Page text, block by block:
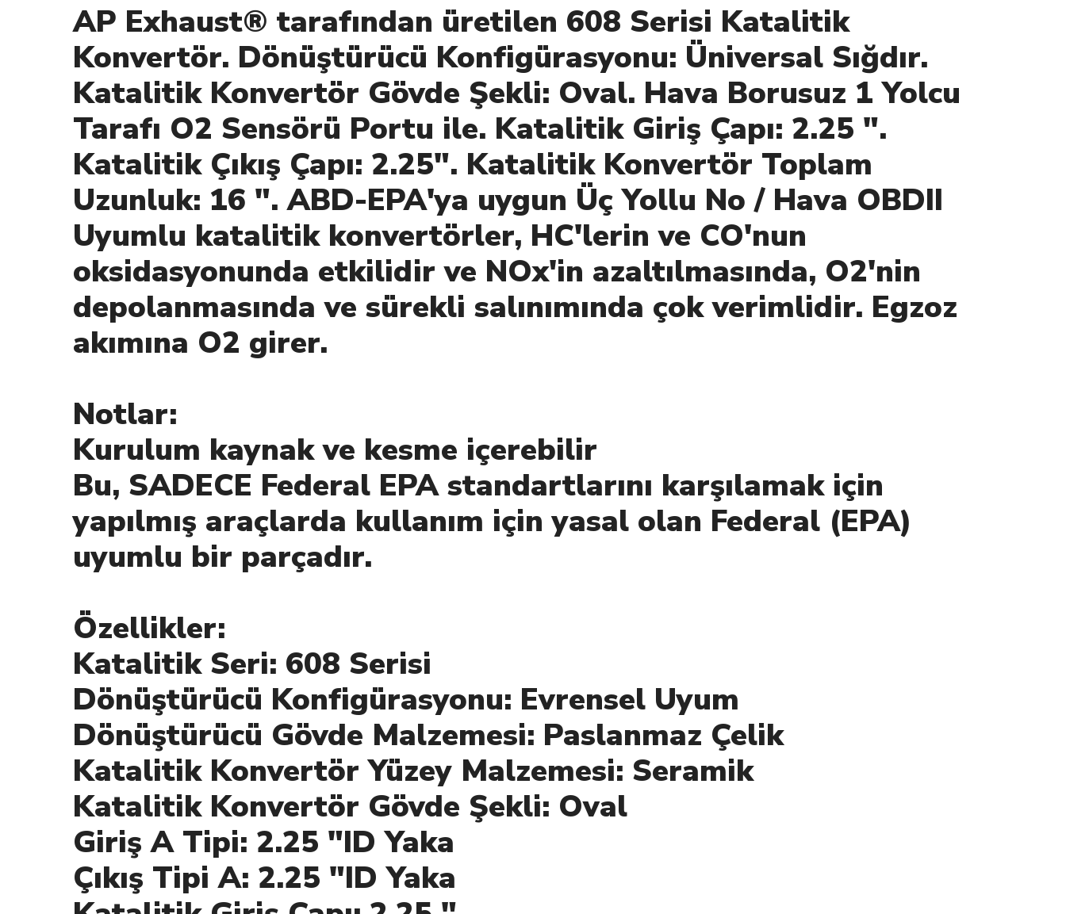
AP Exhaust® tarafından üretilen 608 Serisi Katalitik
Konvertör. Dönüştürücü Konfigürasyonu: Üniversal Sığdır.
Katalitik Konvertör Gövde Şekli: Oval. Hava Borusuz 1 Yolcu
Tarafı O2 Sensörü Portu ile. Katalitik Giriş Çapı: 2.25 ".
Katalitik Çıkış Çapı: 2.25". Katalitik Konvertör Toplam
Uzunluk: 16 ". ABD-EPA'ya uygun Üç Yollu No / Hava OBDII
Uyumlu katalitik konvertörler, HC'lerin ve CO'nun
oksidasyonunda etkilidir ve NOx'in azaltılmasında, O2'nin
depolanmasında ve sürekli salınımında çok verimlidir. Egzoz
akımına O2 girer.
Notlar:
Kurulum kaynak ve kesme içerebilir
Bu, SADECE Federal EPA standartlarını karşılamak için
yapılmış araçlarda kullanım için yasal olan Federal (EPA)
uyumlu bir parçadır.
Özellikler:
Katalitik Seri: 608 Serisi
Dönüştürücü Konfigürasyonu: Evrensel Uyum
Dönüştürücü Gövde Malzemesi: Paslanmaz Çelik
Katalitik Konvertör Yüzey Malzemesi: Seramik
Katalitik Konvertör Gövde Şekli: Oval
Giriş A Tipi: 2.25 "ID Yaka
Çıkış Tipi A: 2.25 "ID Yaka